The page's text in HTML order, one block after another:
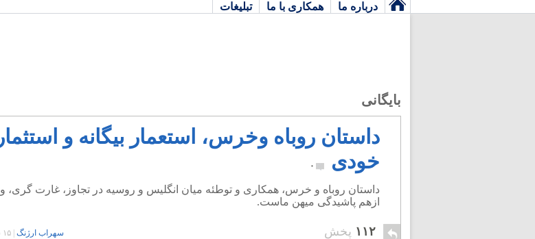
درباره ما همکاری با ما
تبلیغات
بایگانی
داستان روباه وخرس، استعمار بیگانه و استثمار
خودی
۰
داستان روباه و خرس، همکاری و توطئه میان انگلیس و روسیه در تجاوز، غارت گری، و
ازهم پاشیدگی میهن ماست.
۱۱۲ پخش سهراب ارژنگ ۱۵ سال پیش